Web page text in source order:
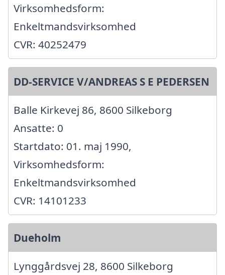
Virksomhedsform:
Enkeltmandsvirksomhed
CVR: 40252479
DD-SERVICE V/ANDREAS S E PEDERSEN
Balle Kirkevej 86, 8600 Silkeborg
Ansatte: 0
Startdato: 01. maj 1990,
Virksomhedsform:
Enkeltmandsvirksomhed
CVR: 14101233
Dueholm
Lynggårdsvej 28, 8600 Silkeborg